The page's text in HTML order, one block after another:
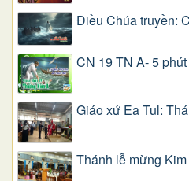
Điều Chúa truyền:
CN 19 TN A- 5
Giáo xứ Ea Tul:
Thánh lễ mừng